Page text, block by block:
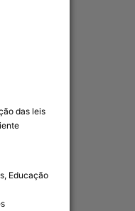
das leis
Educação